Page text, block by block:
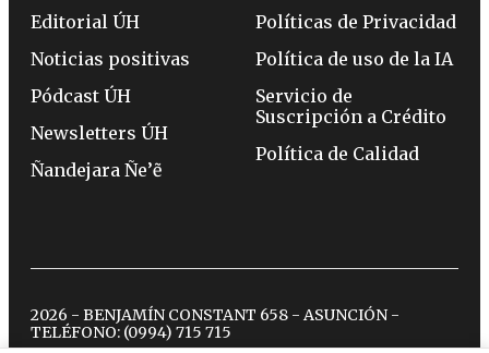
Editorial ÚH
Noticias positivas
Pódcast ÚH
Newsletters ÚH
Ñandejara Ñe’ẽ
Políticas de Privacidad
Política de uso de la IA
Servicio de
Suscripción a Crédito
Política de Calidad
2026 - BENJAMÍN CONSTANT 658 - ASUNCIÓN -
TELÉFONO: (0994) 715 715